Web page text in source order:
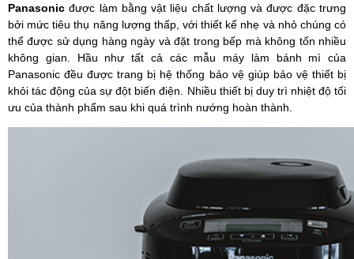
Panasonic được làm bằng vật liệu chất lượng và được đặc trưng
bởi mức tiêu thụ năng lượng thấp, với thiết kế nhẹ và nhỏ chúng có
thể được sử dụng hàng ngày và đặt trong bếp mà không tốn nhiều
không gian. Hầu như tất cả các mẫu máy làm bánh mì của
Panasonic đều được trang bị hệ thống bảo vệ giúp bảo vệ thiết bị
khỏi tác động của sự đột biến điện. Nhiều thiết bị duy trì nhiệt độ tối
ưu của thành phẩm sau khi quá trình nướng hoàn thành.